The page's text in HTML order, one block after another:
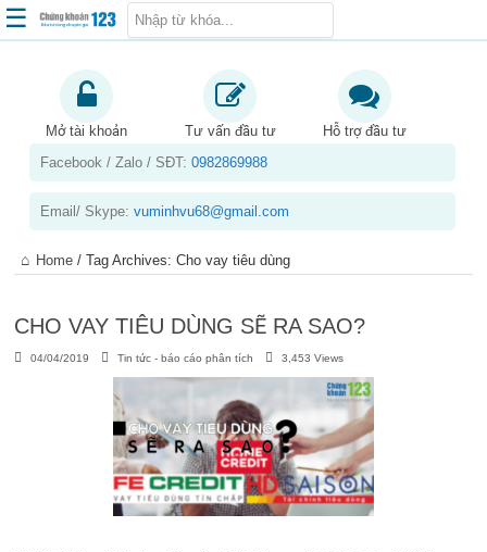
Trang chủ
Kiến thức chứng khoán
Kinh nghiệm đầu tư
Sản phẩm – dịch vụ
Chứng khoán phái sinh
☰
Mở tài khoản Tư vấn đầu tư
Hỗ trợ đầu tư
Facebook / Zalo / SĐT:0982869988
Email/ Skype:vuminhvu68@gmail.com
Home /Tag Archives: Cho vay tiêu dùng
CHO VAY TIÊU DÙNG SẼ RA SAO?
04/04/2019 Tin tức - báo cáo phân tích 3,453 Views